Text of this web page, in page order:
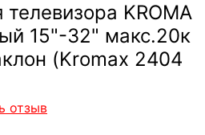
KROMA
15"-32" макс.20к
(Kromax 2404
отзыв